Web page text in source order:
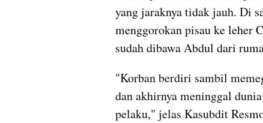
yang jaraknya tidak jauh. Di
menggorokan pisau ke leher
sudah dibawa Abdul dari
"Korban berdiri sambil
dan akhirnya meninggal
pelaku," jelas Kasubdit